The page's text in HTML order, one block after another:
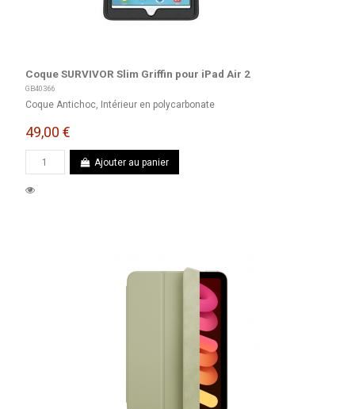
Coque SURVIVOR Slim Griffin pour iPad Air 2
GB40366
Coque Antichoc, Intérieur en polycarbonate
49,00 €
Ajouter au panier